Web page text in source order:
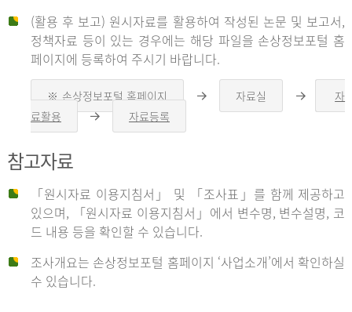
신
청
자
신
청
자
는
1.
자
(활용 후 보고) 원시자료를 활용하여 작성된 논문 및 보고서,
정책자료 등이 있는 경우에는 해당 파일을 손상정보포털 홈
페이지에 등록하여 주시기 바랍니다.
※ 손상정보포털 홈페이지
른
자료실
른
자
료활용
른
자료등록
참고자료
「원시자료 이용지침서」 및 「조사표」를 함께 제공하고
있으며, 「원시자료 이용지침서」에서 변수명, 변수설명, 코
드 내용 등을 확인할 수 있습니다.
조사개요는 손상정보포털 홈페이지 ‘사업소개’에서 확인하실
수 있습니다.